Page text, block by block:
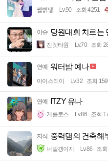
꿻뻵뗗 Lv.90 조회 4251
이슈 당원대회 치르는
진겟타원 Lv.70 조회
연예 워터밤 예나
아이스티이 Lv.32 조회
연예 ITZY 유나
케를로스 Lv.86 조회
지식 중력댐의 건축해
너빨갱이지 Lv.86 조